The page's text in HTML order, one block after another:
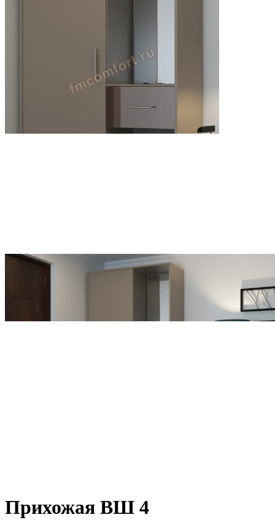
Прихожая ВШ 4